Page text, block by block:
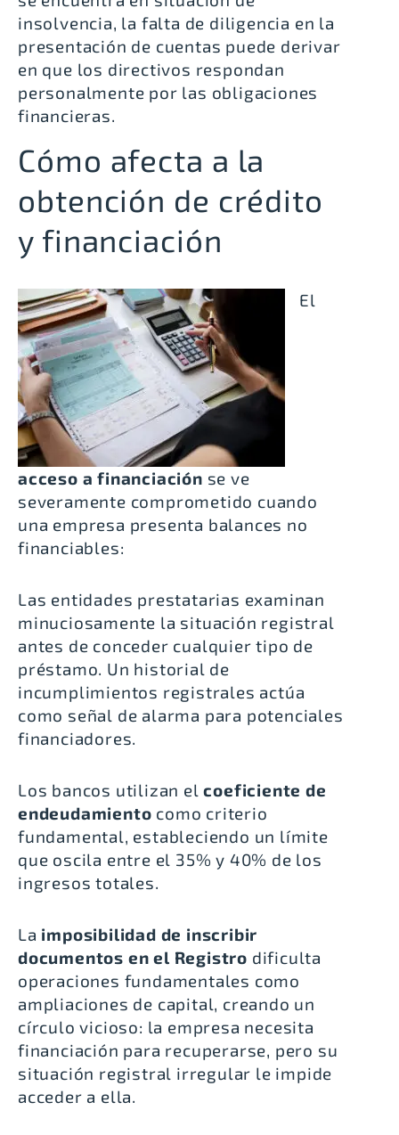
insolvencia, la falta de diligencia en la
presentación de cuentas puede derivar
en que los directivos respondan
personalmente por las obligaciones
financieras.
Cómo afecta a la
obtención de crédito
y financiación
El
acceso a financiación se ve
severamente comprometido cuando
una empresa presenta balances no
financiables:
Las entidades prestatarias examinan
minuciosamente la situación registral
antes de conceder cualquier tipo de
préstamo. Un historial de
incumplimientos registrales actúa
como señal de alarma para potenciales
financiadores.
Los bancos utilizan elcoeficiente de
endeudamiento como criterio
fundamental, estableciendo un límite
que oscila entre el 35% y 40% de los
ingresos totales.
La imposibilidad de inscribir
documentos en el Registro dificulta
operaciones fundamentales como
ampliaciones de capital, creando un
círculo vicioso: la empresa necesita
financiación para recuperarse, pero su
situación registral irregular le impide
acceder a ella.